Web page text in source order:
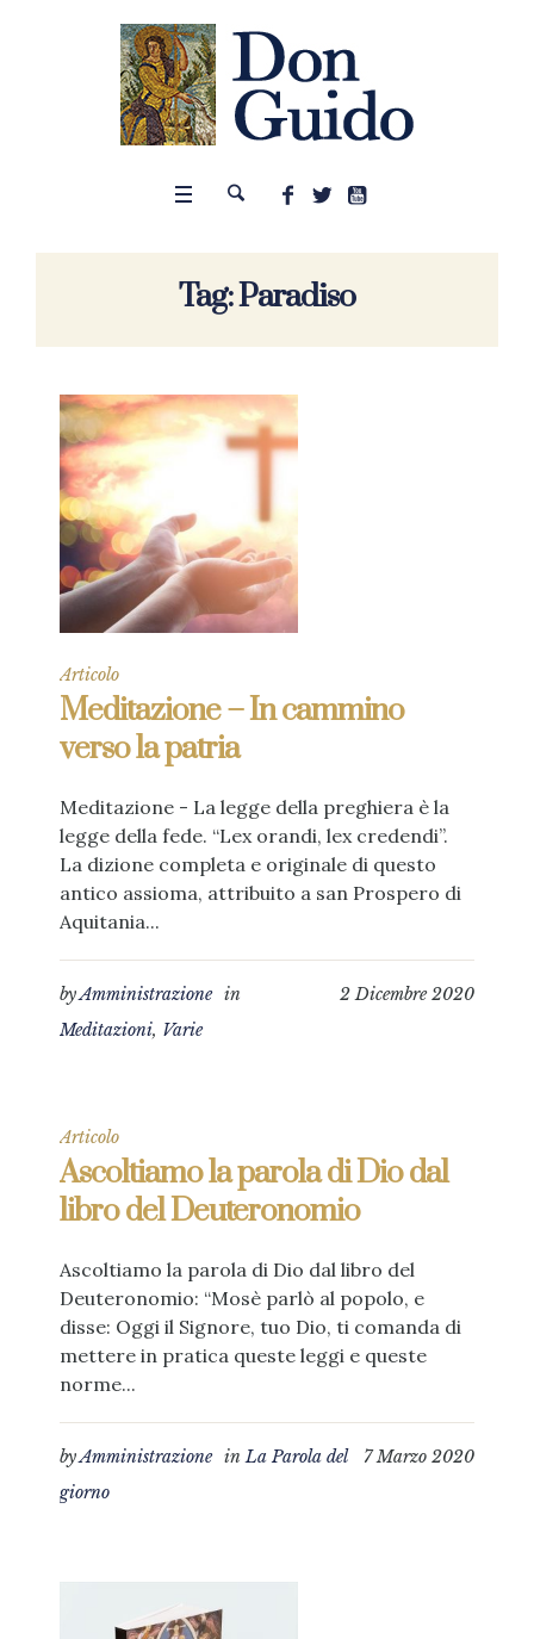
Tag:Paradiso
Articolo
Meditazione – In cammino
verso la patria
Meditazione - La legge della preghiera è la
legge della fede. “Lex orandi, lex credendi”.
La dizione completa e originale di questo
antico assioma, attribuito a san Prospero di
Aquitania...
2 Dicembre 2020
byAmministrazione in
Meditazioni, Varie
Articolo
Ascoltiamo la parola di Dio dal
libro del Deuteronomio
Ascoltiamo la parola di Dio dal libro del
Deuteronomio: “Mosè parlò al popolo, e
disse: Oggi il Signore, tuo Dio, ti comanda di
mettere in pratica queste leggi e queste
norme...
7 Marzo 2020
byAmministrazione inLa Parola del
giorno